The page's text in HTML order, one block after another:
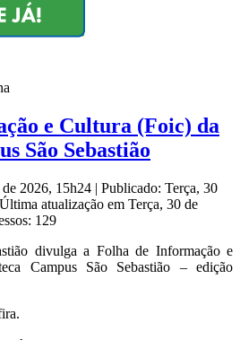
e Cultura (Foic) da
São Sebastião
2026, 15h24 | Publicado: Terça, 30
Última atualização em Terça, 30 de
129
divulga a Folha de Informação e
Campus São Sebastião – edição